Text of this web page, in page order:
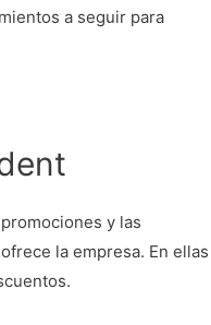
a seguir para
y las
la empresa. En ellas